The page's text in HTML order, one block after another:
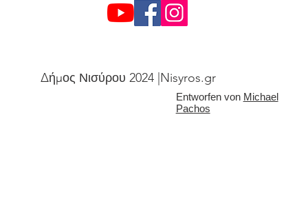
Δήμος Νισύρου 2024 |Nisyros.gr
Entworfen von Michael
Pachos